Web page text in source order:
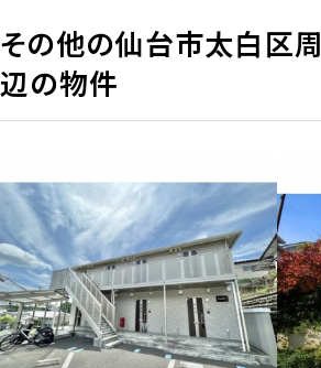
その他の仙台市太白区周
辺の物件